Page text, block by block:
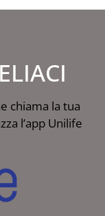
chiama la tua
l’app Unilife